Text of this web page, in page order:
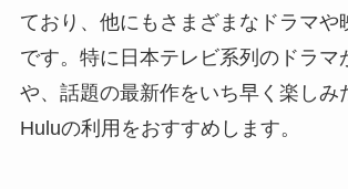
ており、他にもさまざまなドラマや
です。特に日本テレビ系列のドラマ
や、話題の最新作をいち早く楽しみ
Huluの利用をおすすめします。